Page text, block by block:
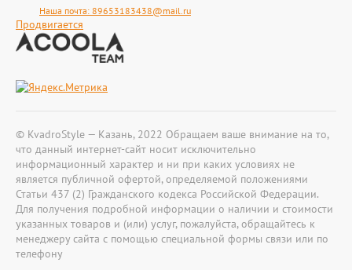
Наша почта: 89653183438@mail.ru
Продвигается
© KvadroStyle — Казань, 2022 Обращаем ваше внимание на то,
что данный интернет-сайт носит исключительно
информационный характер и ни при каких условиях не
является публичной офертой, определяемой положениями
Статьи 437 (2) Гражданского кодекса Российской Федерации.
Для получения подробной информации о наличии и стоимости
указанных товаров и (или) услуг, пожалуйста, обращайтесь к
менеджеру сайта с помощью специальной формы связи или по
телефону